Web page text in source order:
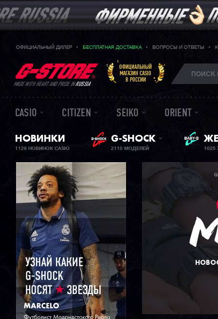
ОФИЦИАЛЬНЫЙ ДИЛЕР БЕСПЛАТНАЯ ДОСТАВКА ВОПРОСЫ И ОТВЕТЫ
MADE WITH HEART AND PRIDE INRUSSIA
ОФИЦИАЛЬНЫЙ
МАГАЗИН CASIO
В РОССИИ
CASIO CITIZEN SEIKO ORIENT
НОВИНКИ
1129 НОВИНОК CASIO
G-SHOCK
2110 МОДЕЛЕЙ